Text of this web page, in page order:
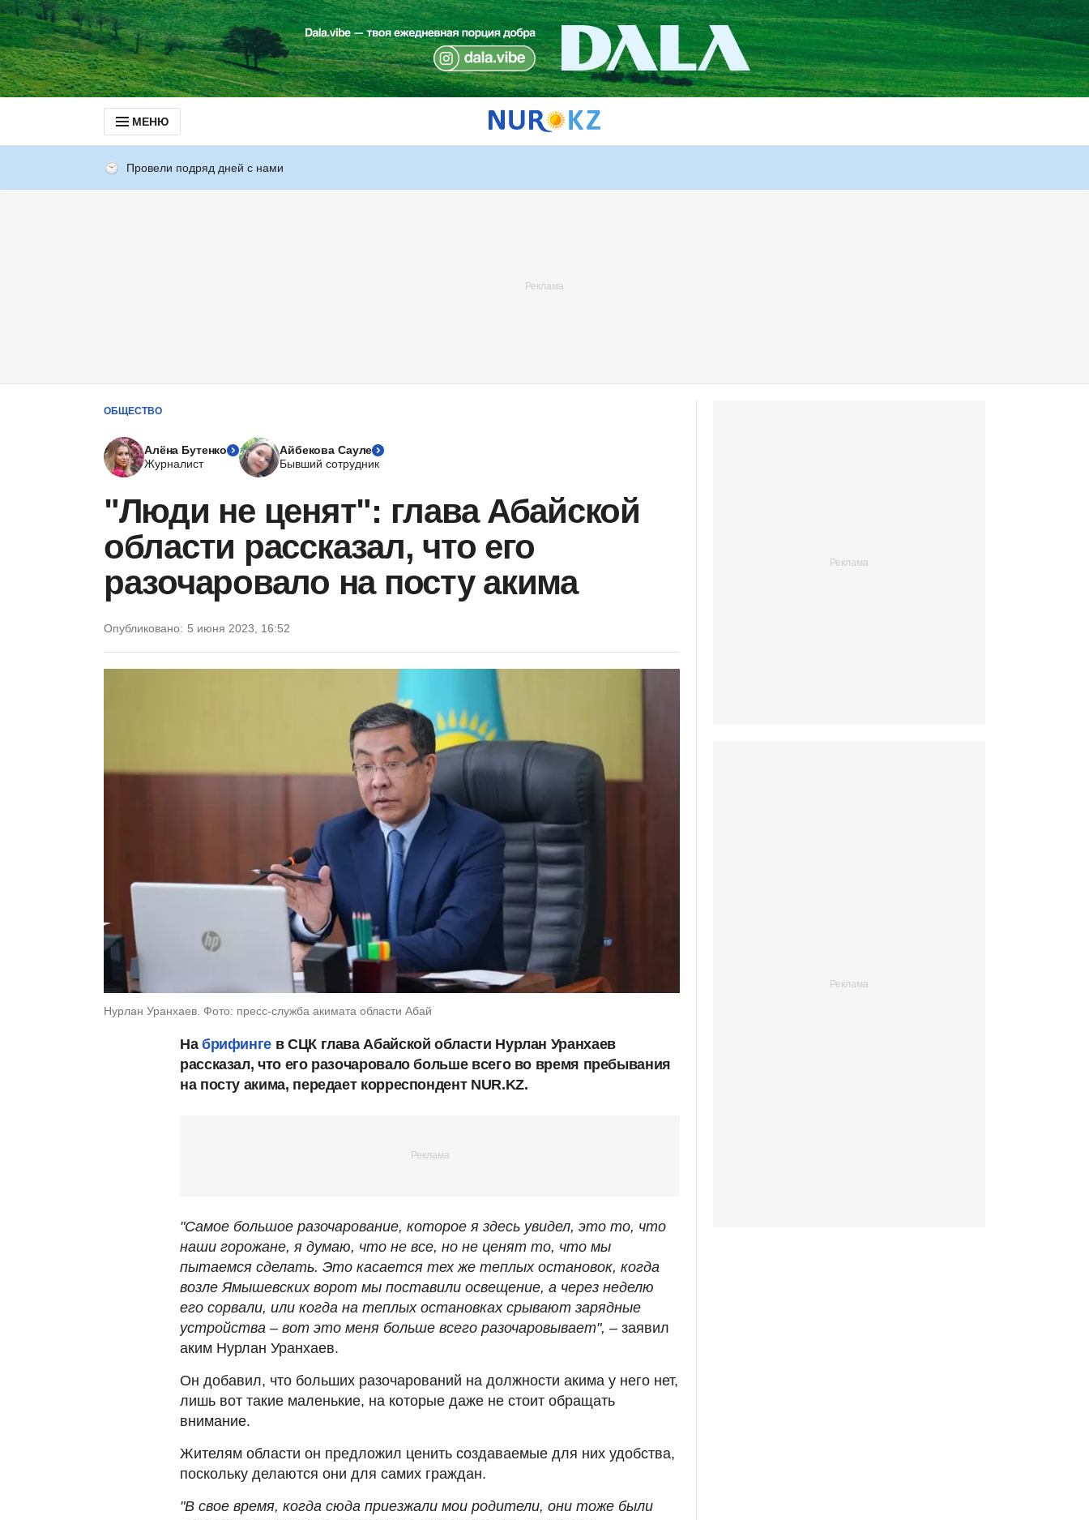
МЕНЮ
Провели подряд дней с нами
ОБЩЕСТВО
Алёна Бутенко
Журналист
Айбекова Сауле
Бывший сотрудник
"Люди не ценят": глава Абайской
области рассказал, что его
разочаровало на посту акима
Опубликовано: 5 июня 2023, 16:52
Нурлан Уранхаев. Фото: пресс-служба акимата области Абай
На брифинге в СЦК глава Абайской области Нурлан Уранхаев
рассказал, что его разочаровало больше всего во время пребывания
на посту акима, передает корреспондент NUR.KZ.
"Самое большое разочарование, которое я здесь увидел, это то, что
наши горожане, я думаю, что не все, но не ценят то, что мы
пытаемся сделать. Это касается тех же теплых остановок, когда
возле Ямышевских ворот мы поставили освещение, а через неделю
его сорвали, или когда на теплых остановках срывают зарядные
устройства – вот это меня больше всего разочаровывает", – заявил
аким Нурлан Уранхаев.
Он добавил, что больших разочарований на должности акима у него нет,
лишь вот такие маленькие, на которые даже не стоит обращать
внимание.
Жителям области он предложил ценить создаваемые для них удобства,
поскольку делаются они для самих граждан.
"В свое время, когда сюда приезжали мои родители, они тоже были